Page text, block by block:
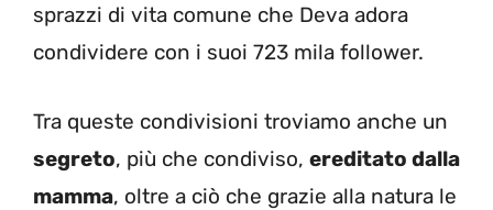
sprazzi di vita comune che Deva adora
condividere con i suoi 723 mila follower.
Tra queste condivisioni troviamo anche un
segreto, più che condiviso, ereditato dalla
mamma, oltre a ciò che grazie alla natura le